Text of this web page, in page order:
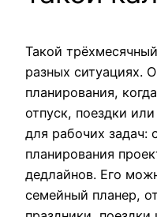
Такой
разных ситуациях.
планирования,
отпуск, поездки
для рабочих задач:
планирования
дедлайнов. Его
семейный планер,